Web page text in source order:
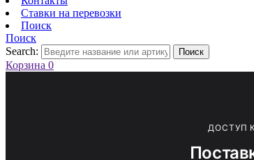
Ставки на перевозки
Поиск
Поиск
Search:
Поиск
Корзина 0
ДОСТУП